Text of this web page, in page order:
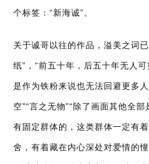
个标签：“新海诚”。
关于诚哥以往的作品，溢美之词
纸”，“前五十年，后五十年无人
是作为铁粉来说也无法回避更多
空”“言之无物”“除了画面其他全
有固定群体的，这类群体一定有
舍，有着藏在内心深处对爱情的